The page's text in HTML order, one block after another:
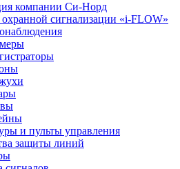
компании Си-Норд
сигнализации «i-FLOW»
и пульты управления
защиты линий